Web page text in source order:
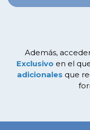
Además,
Exclusivo en el
adicionales que